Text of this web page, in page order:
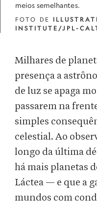
meios semelhantes.
FOTO DE
INSTITUTE/JPL-
Milhares de
presença a
de luz se apaga
passarem na
simples
celestial. Ao
longo da última
há mais planetas
Láctea — e que a
mundos com